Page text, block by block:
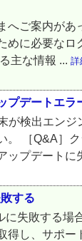
へご案内が
めに必要な
主な情報 ... 詳
プデートエ
が検出エン
。 ［Q&A］
ップデートに
する
失敗する場
し、サポ